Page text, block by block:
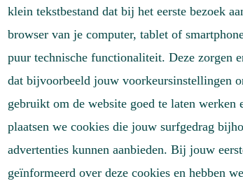
klein tekstbestand dat bij het eerste bezoek
browser van je computer, tablet of
puur technische functionaliteit. Deze zorgen
dat bijvoorbeeld jouw voorkeursinstellingen
gebruikt om de website goed te laten werken
plaatsen we cookies die jouw surfgedrag
advertenties kunnen aanbieden. Bij jouw
geïnformeerd over deze cookies en hebben